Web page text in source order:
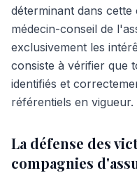
déterminant dans
médecin-conseil de
exclusivement les
consiste à vérifier que
identifiés et
référentiels en vigueur.
La défense des
compagnies